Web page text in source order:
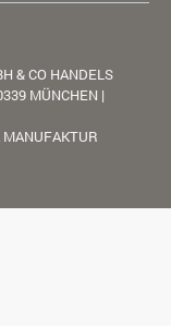
& CO HANDELS
MÜNCHEN |